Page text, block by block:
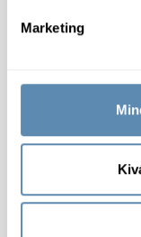
Marketing